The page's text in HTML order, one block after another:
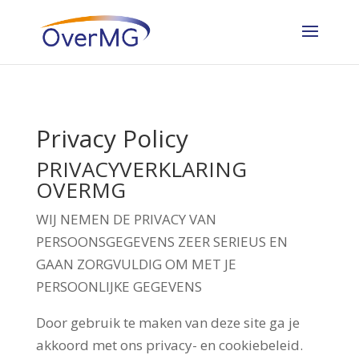
Privacy Policy
PRIVACYVERKLARING
OVERMG
WIJ NEMEN DE PRIVACY VAN
PERSOONSGEGEVENS ZEER SERIEUS EN
GAAN ZORGVULDIG OM MET JE
PERSOONLIJKE GEGEVENS
Door gebruik te maken van deze site ga je
akkoord met ons privacy- en cookiebeleid.